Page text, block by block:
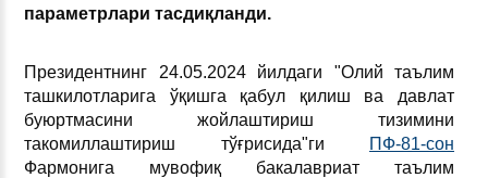
параметрлари тасдиқланди.
Президентнинг 24.05.2024 йилдаги "Олий таълим
ташкилотларига ўқишга қабул қилиш ва давлат
буюртмасини жойлаштириш тизимини
такомиллаштириш тўғрисида"ги
ПФ-81-сон
Фармонига мувофиқ бакалавриат таълим